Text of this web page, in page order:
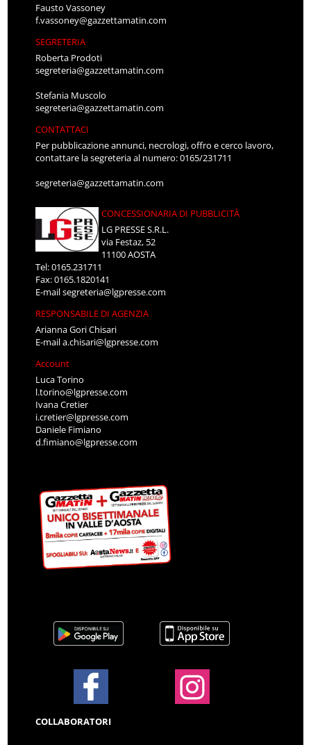
Fausto Vassoney
f.vassoney@gazzettamatin.com
SEGRETERIA
Roberta Prodoti
segreteria@gazzettamatin.com
Stefania Muscolo
segreteria@gazzettamatin.com
CONTATTACI
Per pubblicazione annunci, necrologi, offro e cerco lavoro,
contattare la segreteria al numero: 0165/231711
segreteria@gazzettamatin.com
CONCESSIONARIA DI PUBBLICITÀ
LG PRESSE S.R.L.
via Festaz, 52
11100 AOSTA
Tel: 0165.231711
Fax: 0165.1820141
E-mailsegreteria@lgpresse.com
RESPONSABILE DI AGENZIA
Arianna Gori Chisari
E-maila.chisari@lgpresse.com
Account
Luca Torino
l.torino@lgpresse.com
Ivana Cretier
i.cretier@lgpresse.com
Daniele Fimiano
d.fimiano@lgpresse.com
COLLABORATORI